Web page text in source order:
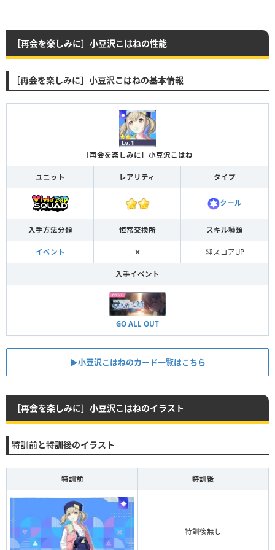
［再会を楽しみに］小豆沢こはねの性能
［再会を楽しみに］小豆沢こはねの基本情報
［再会を楽しみに］小豆沢こはね
ユニット レアリティ タイプ
クール
入手方法分類 恒常交換所 スキル種類
イベント ✕ 純スコアUP
入手イベント
GO ALL OUT
▶︎小豆沢こはねのカード一覧はこちら
［再会を楽しみに］小豆沢こはねのイラスト
特訓前と特訓後のイラスト
特訓前 特訓後
特訓後無し